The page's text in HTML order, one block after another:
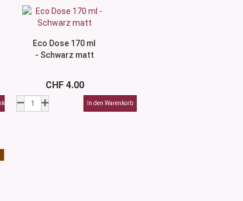
Eco Dose 170 ml
- Schwarz matt
CHF 4.00